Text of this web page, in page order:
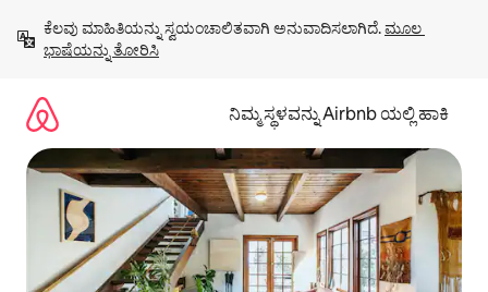
ಹೋಗಿ
ಕೆಲವು ಮಾಹಿತಿಯನ್ನು ಸ್ವಯಂಚಾಲಿತವಾಗಿ ಅನುವಾದಿಸಲಾಗಿದೆ. ಮೂಲ
ಭಾಷೆಯನ್ನು ತೋರಿಸಿ
ನಿಮ್ಮ ಸ್ಥಳವನ್ನು Airbnb ಯಲ್ಲಿ ಹಾಕಿ